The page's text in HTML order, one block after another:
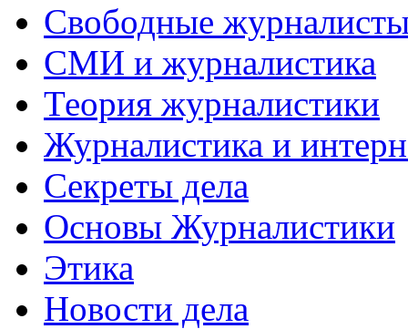
Свободные
СМИ и журналистика
Теория журналистики
Журналистика и
Секреты дела
Основы Журналистики
Этика
Новости дела